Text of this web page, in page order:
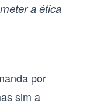
a ética
por
sim a